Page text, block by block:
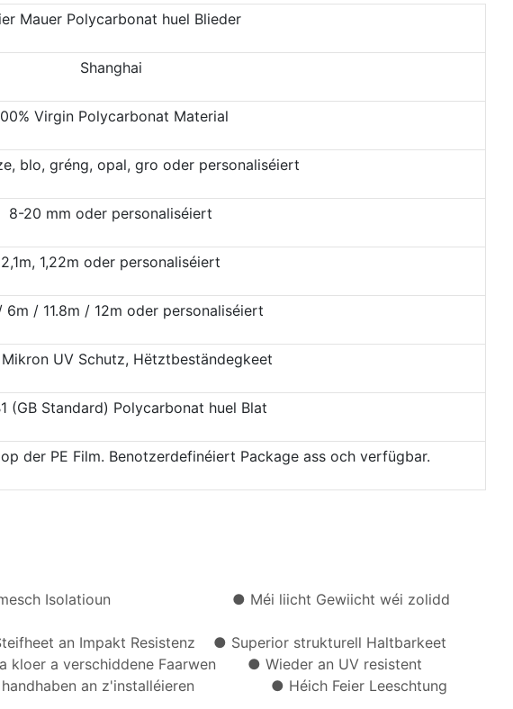
Mauer Polycarbonat huel Blieder
Shanghai
Virgin Polycarbonat Material
blo, gréng, opal, gro oder personaliséiert
8-20 mm oder personaliséiert
2,1m, 1,22m oder personaliséiert
6m / 11.8m / 12m oder personaliséiert
UV Schutz, Hëtztbeständegkeet
(GB Standard) Polycarbonat huel Blat
der PE Film. Benotzerdefinéiert Package ass och verfügbar.
Isolatioun ● Méi liicht Gewiicht wéi zolidd
an Impakt Resistenz
● Superior strukturell Haltbarkeet
kloer a verschiddene Faarwen ● Wieder an UV resistent
handhaben an z'installéieren ● Héich Feier Leeschtung